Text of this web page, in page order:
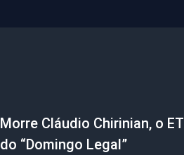
Morre Cláudio Chirinian, o ET
do “Domingo Legal”